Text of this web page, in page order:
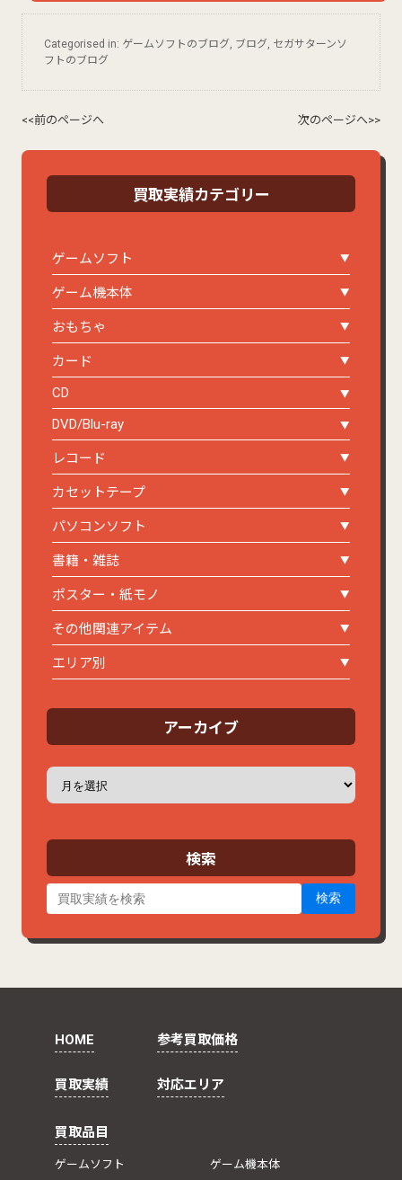
Categorised in: ゲームソフトのブログ, ブログ, セガサターンソ
フトのブログ
<<前のページへ 次のページへ>>
買取実績カテゴリー
ゲームソフト
ゲーム機本体
おもちゃ
カード
CD
DVD/Blu-ray
レコード
カセットテープ
パソコンソフト
書籍・雑誌
ポスター・紙モノ
その他関連アイテム
エリア別
アーカイブ
ア
カ
ブ
検索
検索
HOME 参考買取価格
買取実績 対応エリア
買取品目
ゲームソフト
ゲーム機本体